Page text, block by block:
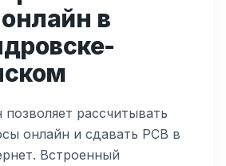
в
рассчитывать
онлайн и сдавать РСВ в
Встроенный